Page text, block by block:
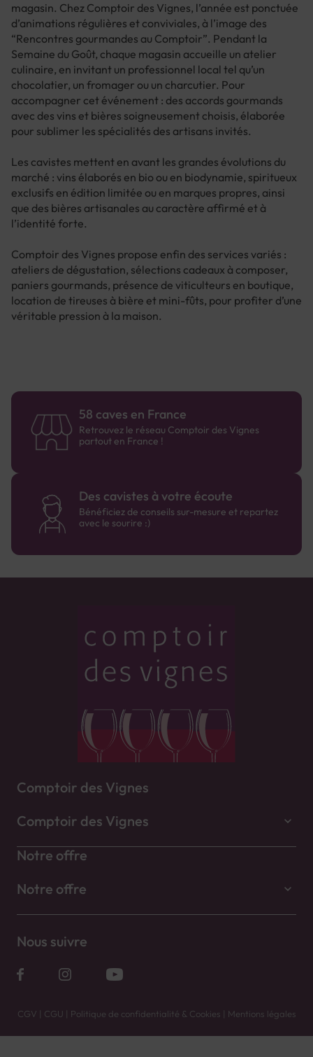
magasin. Chez Comptoir des Vignes, l’année est ponctuée
d’animations régulières et conviviales, à l’image des
“Rencontres gourmandes au Comptoir”. Pendant la
Semaine du Goût, chaque magasin accueille un atelier
culinaire, en invitant un professionnel local tel qu’un
chocolatier, un fromager ou un charcutier. Pour
accompagner cet événement : des accords gourmands
avec des vins et bières soigneusement choisis, élaborée
pour sublimer les spécialités des artisans invités.
Les cavistes mettent en avant les grandes évolutions du
marché : vins élaborés en bio ou en biodynamie, spiritueux
exclusifs en édition limitée ou en marques propres, ainsi
que des bières artisanales au caractère affirmé et à
l’identité forte.
Comptoir des Vignes propose enfin des services variés :
ateliers de dégustation, sélections cadeaux à composer,
paniers gourmands, présence de viticulteurs en boutique,
location de tireuses à bière et mini-fûts, pour profiter d’une
véritable pression à la maison.
58 caves en France
Retrouvez le réseau Comptoir des Vignes
partout en France !
Des cavistes à votre écoute
Bénéficiez de conseils sur-mesure et repartez
avec le sourire :)
Comptoir des Vignes
Comptoir des Vignes
Notre offre
Notre offre
Nous suivre
CGV | CGU | Politique de confidentialité & Cookies | Mentions légales